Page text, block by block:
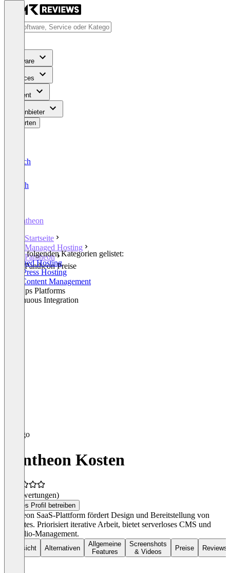
Software
Services
Content
Für Anbieter
Bewerten
Deutsch
English
Pantheon
Startseite
Managed Hosting
Pantheon
Pantheon Preise
In den folgenden Kategorien gelistet:
Managed Hosting
WordPress Hosting
Web Content Management
WebOps Platforms
Continuous Integration
Pantheon Kosten
(0 Bewertungen)
Dieses Profil betreiben
Pantheon SaaS-Plattform fördert Design und Bereitstellung von
Websites. Priorisiert iterative Arbeit, bietet serverloses CMS und
Portfolio-Management.
Übersicht Alternativen
Allgemeine
Features
Screenshots
& Videos
Preise Reviews